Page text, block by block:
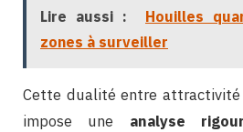
Lire aussi :
Houilles
zones à surveiller
Cette dualité entre
impose une analyse